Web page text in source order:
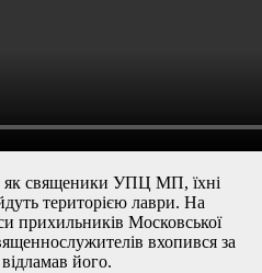
як священики УПЦ МП, їхні
територією лаври. На
прихильників Московської
вхопився за
його.